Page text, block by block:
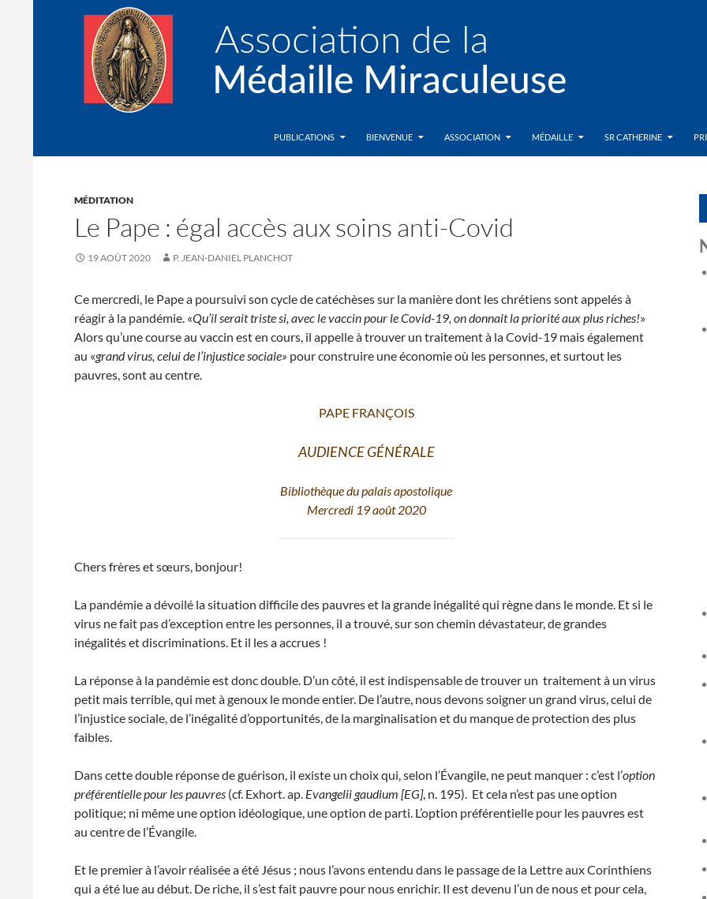
Association de la Médaille MiraculeusePUBLICATIONS BIENVENUE ASSOCIATION MÉDAILLE SR CATHERINE
MÉDITATION
Le Pape : égal accès aux soins anti-Covid
19 AOÛT 2020 P. JEAN-DANIEL PLANCHOT
Ce mercredi, le Pape a poursuivi son cycle de catéchèses sur la manière dont les chrétiens sont appelés à
réagir à la pandémie. «Qu’il serait triste si, avec le vaccin pour le Covid-19, on donnait la priorité aux plus riches!»
Alors qu’une course au vaccin est en cours, il appelle à trouver un traitement à la Covid-19 mais également
au «grand virus, celui de l’injustice sociale» pour construire une économie où les personnes, et surtout les
pauvres, sont au centre.
PAPE FRANÇOIS
AUDIENCE GÉNÉRALE
Bibliothèque du palais apostolique
Mercredi 19 août 2020
Chers frères et sœurs, bonjour!
La pandémie a dévoilé la situation difficile des pauvres et la grande inégalité qui règne dans le monde. Et si le
virus ne fait pas d’exception entre les personnes, il a trouvé, sur son chemin dévastateur, de grandes
inégalités et discriminations. Et il les a accrues !
La réponse à la pandémie est donc double. D’un côté, il est indispensable de trouver un traitement à un virus
petit mais terrible, qui met à genoux le monde entier. De l’autre, nous devons soigner un grand virus, celui de
l’injustice sociale, de l’inégalité d’opportunités, de la marginalisation et du manque de protection des plus
faibles.
Dans cette double réponse de guérison, il existe un choix qui, selon l’Évangile, ne peut manquer : c’est l’option
préférentielle pour les pauvres (cf. Exhort. ap. Evangelii gaudium[EG], n. 195). Et cela n’est pas une option
politique; ni même une option idéologique, une option de parti. L’option préférentielle pour les pauvres est
au centre de l’Évangile.
Et le premier à l’avoir réalisée a été Jésus ; nous l’avons entendu dans le passage de la Lettre aux Corinthiens
qui a été lue au début. De riche, il s’est fait pauvre pour nous enrichir. Il est devenu l’un de nous et pour cela,